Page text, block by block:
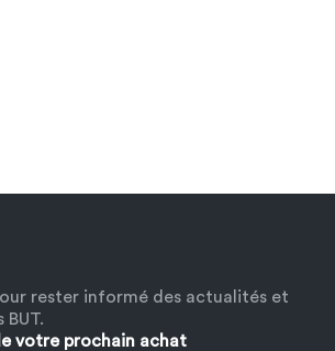
rester informé des actualités et
votre prochain achat